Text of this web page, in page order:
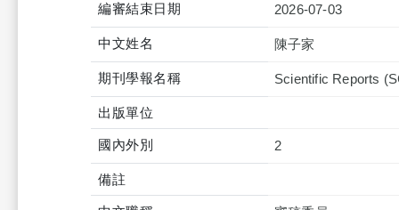
編審結束日期 2026-07-03
中文姓名 陳子家
期刊學報名稱 Scientific Reports
出版單位
國內外別 2
備註